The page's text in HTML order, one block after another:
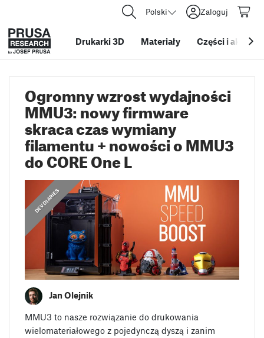
Polski Zaloguj
Drukarki 3D Materiały Części i
Ogromny wzrost wydajności
MMU3: nowy firmware
skraca czas wymiany
filamentu + nowości o MMU3
do CORE One L
DEV DIARIES
Jan Olejnik
MMU3 to nasze rozwiązanie do drukowania
wielomateriałowego z pojedynczą dyszą i zanim